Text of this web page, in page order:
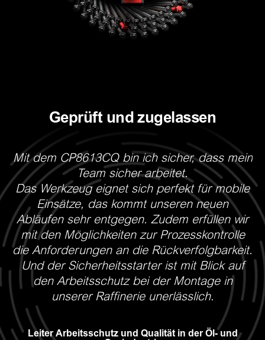
Geprüft und zugelassen
Mit dem CP8613CQ bin ich sicher, dass mein
Team sicher arbeitet.
Das Werkzeug eignet sich perfekt für mobile
Einsätze, das kommt unseren neuen
Abläufen sehr entgegen. Zudem erfüllen wir
mit den Möglichkeiten zur Prozesskontrolle
die Anforderungen an die Rückverfolgbarkeit.
Und der Sicherheitsstarter ist mit Blick auf
den Arbeitsschutz bei der Montage in
unserer Raffinerie unerlässlich.
Leiter Arbeitsschutz und Qualität in der Öl- und